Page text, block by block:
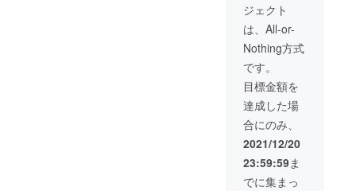
ジェクト
は、All-or-
Nothing方式
です。
目標金額を
達成した場
合にのみ、
2021/12/20
23:59:59ま
でに集まっ